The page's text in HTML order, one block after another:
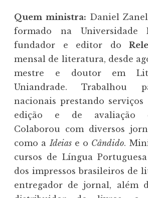
Quem ministra: Daniel
formado na Universidade
fundador e editor do
mensal de literatura, desde
mestre e doutor em
Uniandrade. Trabalhou
nacionais prestando serviços
edição e de avaliação
Colaborou com diversos
como aIdeiase o Cândido.
cursos de Língua
dos impressos brasileiros de
entregador de jornal, além